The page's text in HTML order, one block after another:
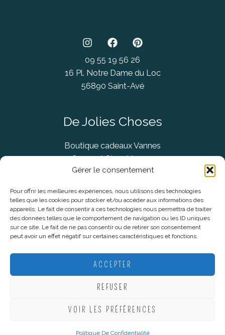
Gérer le consentement
Pour offrir les meilleures expériences, nous utilisons des technologies
telles que les cookies pour stocker et/ou accéder aux informations des
appareils. Le fait de consentir à ces technologies nous permettra de traiter
des données telles que le comportement de navigation ou les ID uniques
sur ce site. Le fait de ne pas consentir ou de retirer son consentement
peut avoir un effet négatif sur certaines caractéristiques et fonctions.
ACCEPTER
REFUSER
VOIR LES PRÉFÉRENCES
Politique De Confidentialité
09 55 19 56 26
16 Pl. Notre Dame du Loc
56890 Saint-Avé
De Jolies Choses
Boutique cadeaux Vannes
Concept Store Vannes
Informations légales
CGV
Politique De Confidentialité
Plan du site
Webmarketing